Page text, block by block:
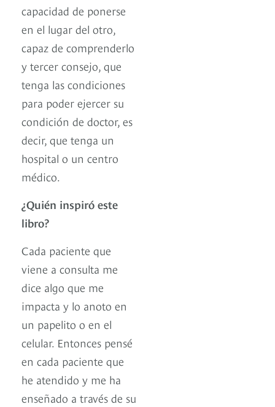
capacidad de ponerse
en el lugar del otro,
capaz de comprenderlo
y tercer consejo, que
tenga las condiciones
para poder ejercer su
condición de doctor, es
decir, que tenga un
hospital o un centro
médico.
¿Quién inspiró este
libro?
Cada paciente que
viene a consulta me
dice algo que me
impacta y lo anoto en
un papelito o en el
celular. Entonces pensé
en cada paciente que
he atendido y me ha
enseñado a través de su